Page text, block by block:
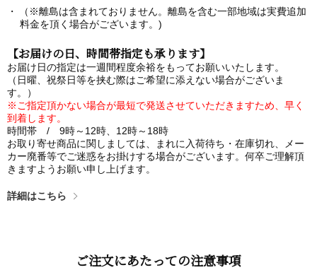
（※離島は含まれておりません。離島を含む一部地域は実費追加
料金を頂く場合がございます。)
【お届けの日、時間帯指定も承ります】
お届け日の指定は一週間程度余裕をもってお願いいたします。
（日曜、祝祭日等を挟む際はご希望に添えない場合がございま
す。）
※ご指定頂かない場合が最短で発送させていただきますため、早く
到着します。
時間帯 / 9時～12時、12時～18時
お取り寄せ商品に関しましては、まれに入荷待ち・在庫切れ、メー
カー廃番等でご迷惑をお掛けする場合がございます。何卒ご理解頂
きますようお願い申し上げます。
詳細はこちら
ご注文にあたっての注意事項